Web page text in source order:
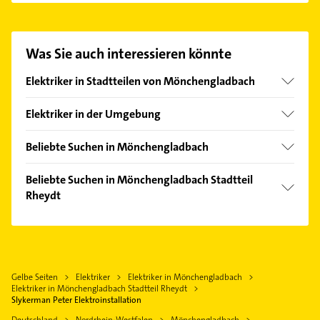
Hier finden Sie alleKontaktdaten
Was Sie auch interessieren könnte
Elektriker in Stadtteilen von Mönchengladbach
Beckrath
Eicken
Hardt
Hermges
Lürrip
Rheindahlen
Stadtmitte
Elektriker in der Umgebung
Korschenbroich
Viersen
Willich
Schwalmtal Niederrhein
Erkelenz
Beliebte Suchen in Mönchengladbach
Klempner
Gasinstallateur
Immobilienmakler
Ärztehaus
Beliebte Suchen in Mönchengladbach Stadtteil
Rheydt
Hausarzt
Allgemeinarzt
Gelbe Seiten Elektriker
Elektriker in Mönchengladbach
Elektriker in Mönchengladbach Stadtteil Rheydt
Slykerman Peter Elektroinstallation